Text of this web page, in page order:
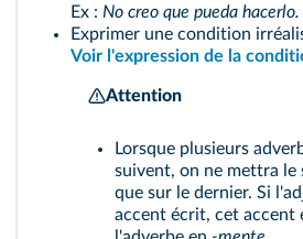
Ex : No creo que pueda hacerlo.
Exprimer une condition
Voir l'expression de la
Attention
Lorsque plusieurs
suivent, on ne mettra le
que sur le dernier. Si
accent écrit, cet accent